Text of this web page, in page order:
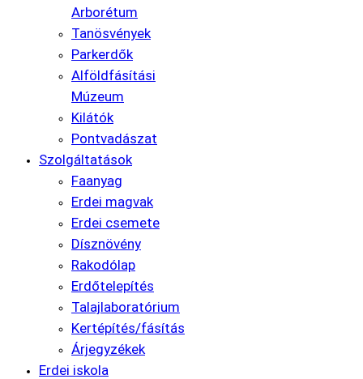
Arborétum
Tanösvények
Parkerdők
Alföldfásítási
Múzeum
Kilátók
Pontvadászat
Szolgáltatások
Faanyag
Erdei magvak
Erdei csemete
Dísznövény
Rakodólap
Erdőtelepítés
Talajlaboratórium
Kertépítés/fásítás
Árjegyzékek
Erdei iskola